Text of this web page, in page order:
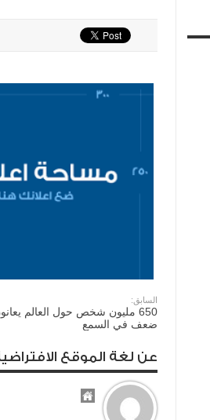
السابق:
650 مليون شخص حول العالم
ضعف في السمع
عن لغة الموقع